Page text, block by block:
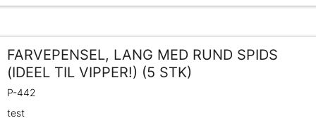
FARVEPENSEL, LANG MED RUND SPIDS
(IDEEL TIL VIPPER!) (5 STK)
P-442
test